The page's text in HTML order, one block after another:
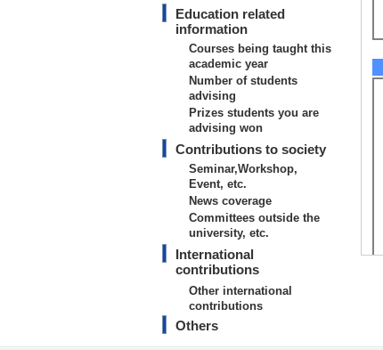
Education related
information
Courses being taught this
academic year
Number of students
advising
Prizes students you are
advising won
Contributions to society
Seminar,Workshop,
Event, etc.
News coverage
Committees outside the
university, etc.
International
contributions
Other international
contributions
Others